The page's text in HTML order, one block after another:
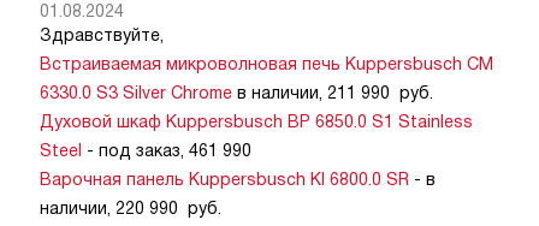
01.08.2024
Здравствуйте,
Встраиваемая микроволновая печь Kuppersbusch CM
6330.0 S3 Silver Chrome в наличии, 211 990 руб.
Духовой шкаф Kuppersbusch BP 6850.0 S1 Stainless
Steel - под заказ, 461 990
Варочная панель Kuppersbusch KI 6800.0 SR - в
наличии, 220 990 руб.